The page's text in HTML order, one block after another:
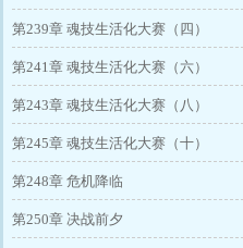
第239章 魂技生活化大赛（四）
第241章 魂技生活化大赛（六）
第243章 魂技生活化大赛（八）
第245章 魂技生活化大赛（十）
第248章 危机降临
第250章 决战前夕